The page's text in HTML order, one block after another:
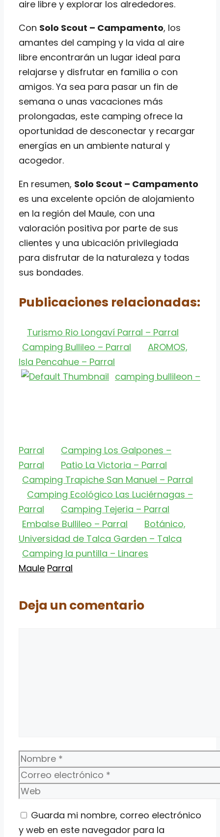
aire libre y explorar los alrededores.
Con Solo Scout – Campamento, los
amantes del camping y la vida al aire
libre encontrarán un lugar ideal para
relajarse y disfrutar en familia o con
amigos. Ya sea para pasar un fin de
semana o unas vacaciones más
prolongadas, este camping ofrece la
oportunidad de desconectar y recargar
energías en un ambiente natural y
acogedor.
En resumen, Solo Scout – Campamento
es una excelente opción de alojamiento
en la región del Maule, con una
valoración positiva por parte de sus
clientes y una ubicación privilegiada
para disfrutar de la naturaleza y todas
sus bondades.
Publicaciones relacionadas:
Turismo Rio Longaví Parral – Parral
Camping Bullileo – Parral
AROMOS,
Isla Pencahue – Parral
camping bullileon –
Parral
Camping Los Galpones –
Parral
Patio La Victoria – Parral
Camping Trapiche San Manuel – Parral
Camping Ecológico Las Luciérnagas –
Parral
Camping Tejeria – Parral
Embalse Bullileo – Parral
Botánico,
Universidad de Talca Garden – Talca
Camping la puntilla – Linares
Categorías
Maule Etiquetas
Parral
Deja un comentario
Nombre
Correo
electrónico
Web
Guarda mi nombre, correo electrónico
y web en este navegador para la